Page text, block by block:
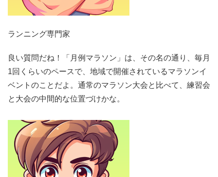
ランニング専門家
良い質問だね！「月例マラソン」は、その名の通り、毎月
1回くらいのペースで、地域で開催されているマラソンイ
ベントのことだよ。通常のマラソン大会と比べて、練習会
と大会の中間的な位置づけかな。